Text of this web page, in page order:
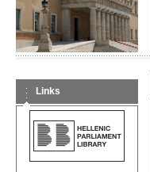
Links